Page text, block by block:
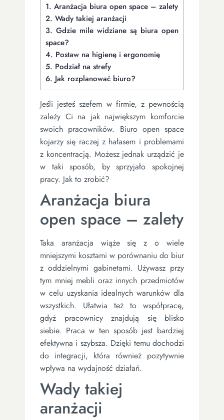
1. Aranżacja biura open space – zalety
2. Wady takiej aranżacji
3. Gdzie mile widziane są biura open
space?
4. Postaw na higienę i ergonomię
5. Podział na strefy
6. Jak rozplanować biuro?
Jeśli jesteś szefem w firmie, z pewnością
zależy Ci na jak największym komforcie
swoich pracowników. Biuro open space
kojarzy się raczej z hałasem i problemami
z koncentracją. Możesz jednak urządzić je
w taki sposób, by sprzyjało spokojnej
pracy. Jak to zrobić?
Aranżacja biura
open space – zalety
Taka aranżacja wiąże się z o wiele
mniejszymi kosztami w porównaniu do biur
z oddzielnymi gabinetami. Używasz przy
tym mniej mebli oraz innych przedmiotów
w celu uzyskania idealnych warunków dla
wszystkich. Ułatwia też to współpracę,
gdyż pracownicy znajdują się blisko
siebie. Praca w ten sposób jest bardziej
efektywna i szybsza. Dzięki temu dochodzi
do integracji, która również pozytywnie
wpływa na wydajność działań.
Wady takiej
aranżacji